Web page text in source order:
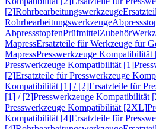
[2]Rohrbearbeitungswerkzeuge
Rohrbearbeitungswerkzeuge
AbpressstopfenPrüfmittelZubehör
MapressErsatzteile für Werkzeuge für
MapressPresswerkzeuge Kompatibilität
Presswerkzeuge Kompatibilität [1]
[2]Ersatzteile für Presswerkzeuge
Kompatibilität [1] / [2]Ersatzteile für
[1] / [2]Presswerkzeuge Kompatibilität
Presswerkzeuge Kompatibilität [2XL]
Kompatibilität [4]Ersatzteile für